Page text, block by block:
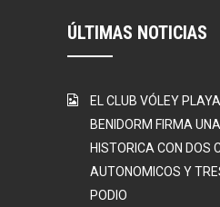
ÚLTIMAS NOTICIAS
EL CLUB VÓLEY
BENIDORM FIRMA
HISTORICA CON DOS
AUTONOMICOS Y
PODIO